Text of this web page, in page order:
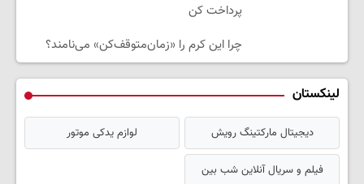
پرداخت کن
چرا این کرم را «زمان‌متوقف‌کن» می‌نامند؟
لینکستان
دیجیتال مارکتینگ رویش لوازم یدکی موتور
فیلم و سریال آنلاین شب بین